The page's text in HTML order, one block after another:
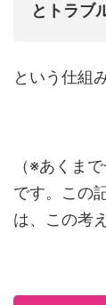
とトラブ
という仕組
（※あくま
です。この
は、この考